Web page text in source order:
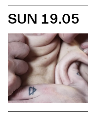
SUN 19.05